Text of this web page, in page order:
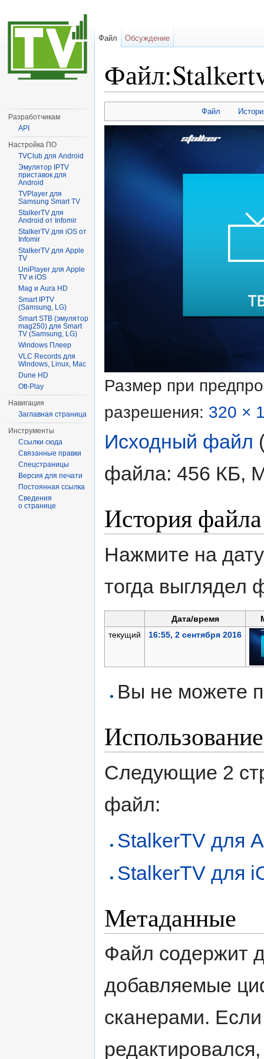
Файл
Размер при
разрешения: 320 ×
Исходный файл
файла: 456 КБ,
История файла
Нажмите на
тогда выглядел
Дата/время
текущий
16:55, 2 сентября 2016
Вы не можете
Следующие 2
файл:
StalkerTV для
StalkerTV для
Метаданные
Файл содержит
добавляемые
сканерами.
Файл Обсуждение
Разработчикам
API
Настройка ПО
TVClub для Android
Эмулятор IPTV
приставок для
Android
TVPlayer для
Samsung Smart TV
StalkerTV для
Android от Infomir
StalkerTV для iOS от
Infomir
StalkerTV для Apple
TV
UniPlayer для Apple
TV и iOS
Mag и Aura HD
Smart IPTV
(Samsung, LG)
Smart STB (эмулятор
mag250) для Smart
TV (Samsung, LG)
Windows Плеер
VLC Records для
Windows, Linux, Mac
Dune HD
Ott-Play
Навигация
Заглавная страница
Инструменты
Ссылки сюда
Связанные правки
Спецстраницы
Версия для печати
Постоянная ссылка
Сведения
о странице